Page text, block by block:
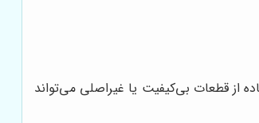
از قطعات بی‌کیفیت یا غیراصلی می‌تواند